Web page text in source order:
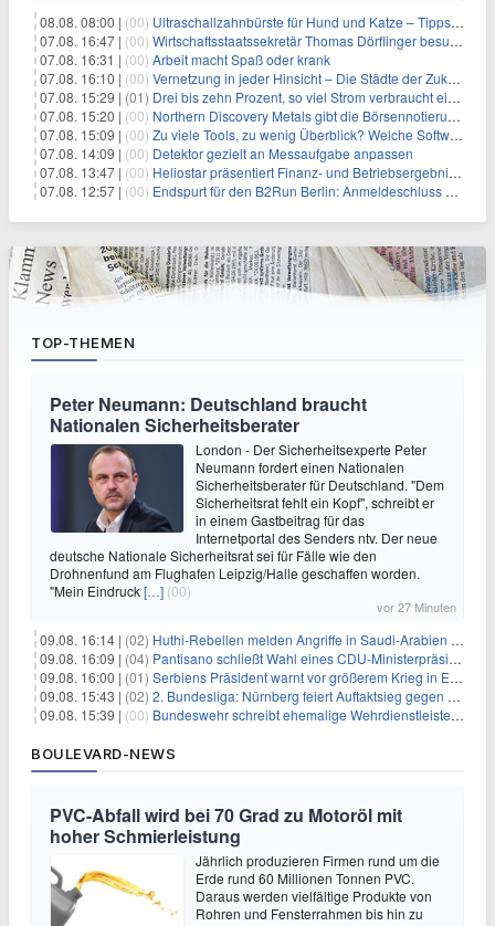
08.08. 08:00 | (00) Ultraschallzahnbürste für Hund und Katze – Tipps zur erfolgreichen Eingewöhnung
07.08. 16:47 | (00) Wirtschaftsstaatssekretär Thomas Dörflinger besucht Handwerksbetrieb im Kammerbezirk Freiburg
07.08. 16:31 | (00) Arbeit macht Spaß oder krank
07.08. 16:10 | (00) Vernetzung in jeder Hinsicht – Die Städte der Zukunft sind grün-blau
07.08. 15:29 | (01) Drei bis zehn Prozent, so viel Strom verbraucht ein Aufzug im Gebäude
07.08. 15:20 | (00) Northern Discovery Metals gibt die Börsennotierung an der Frankfurter Wertpapierbörse bekannt
07.08. 15:09 | (00) Zu viele Tools, zu wenig Überblick? Welche Software IT-Dienstleister wirklich brauchen
07.08. 14:09 | (00) Detektor gezielt an Messaufgabe anpassen
07.08. 13:47 | (00) Heliostar präsentiert Finanz- und Betriebsergebnis für das zweite Quartal 2026 mit Goldproduktion und Barreserven in Rekordhöhe
07.08. 12:57 | (00) Endspurt für den B2Run Berlin: Anmeldeschluss am 26. August
TOP-THEMEN
Peter Neumann: Deutschland braucht
Nationalen Sicherheitsberater
London - Der Sicherheitsexperte Peter
Neumann fordert einen Nationalen
Sicherheitsberater für Deutschland. "Dem
Sicherheitsrat fehlt ein Kopf", schreibt er
in einem Gastbeitrag für das
Internetportal des Senders ntv. Der neue
deutsche Nationale Sicherheitsrat sei für Fälle wie den
Drohnenfund am Flughafen Leipzig/Halle geschaffen worden.
"Mein Eindruck[…] (00)
vor 27 Minuten
09.08. 16:14 | (02) Huthi-Rebellen melden Angriffe in Saudi-Arabien und im Jemen
09.08. 16:09 | (04) Pantisano schließt Wahl eines CDU-Ministerpräsident nicht aus
09.08. 16:00 | (01) Serbiens Präsident warnt vor größerem Krieg in Europa
09.08. 15:43 | (02) 2. Bundesliga: Nürnberg feiert Auftaktsieg gegen Dresden
09.08. 15:39 | (00) Bundeswehr schreibt ehemalige Wehrdienstleistende an
BOULEVARD-NEWS
PVC-Abfall wird bei 70 Grad zu Motoröl mit
hoher Schmierleistung
Jährlich produzieren Firmen rund um die
Erde rund 60 Millionen Tonnen PVC.
Daraus werden vielfältige Produkte von
Rohren und Fensterrahmen bis hin zu